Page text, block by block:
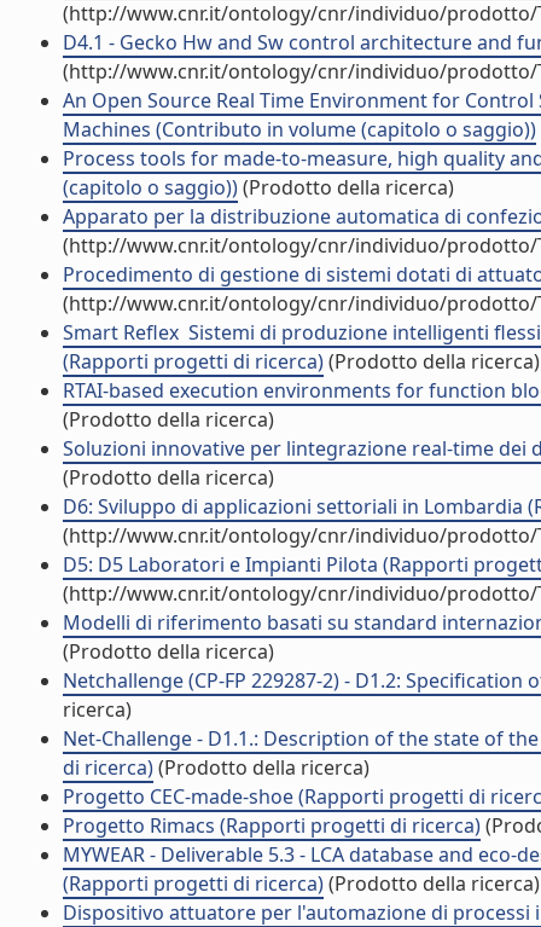
(http://www.cnr.it/ontology/cnr/individuo/prodotto/
D4.1 - Gecko Hw and Sw control architecture and
(http://www.cnr.it/ontology/cnr/individuo/prodotto/
An Open Source Real Time Environment for
Machines (Contributo in volume (capitolo o saggio))
Process tools for made-to-measure, high quality
(capitolo o saggio))(Prodotto della ricerca)
Apparato per la distribuzione automatica di
(http://www.cnr.it/ontology/cnr/individuo/prodotto/
Procedimento di gestione di sistemi dotati di
(http://www.cnr.it/ontology/cnr/individuo/prodotto/
Smart Reflex  Sistemi di produzione intelligenti
(Rapporti progetti di ricerca)(Prodotto della ricerca)
RTAI-based execution environments for function
(Prodotto della ricerca)
Soluzioni innovative per lintegrazione real-time
(Prodotto della ricerca)
D6: Sviluppo di applicazioni settoriali in Lombardia
(http://www.cnr.it/ontology/cnr/individuo/prodotto/
D5: D5 Laboratori e Impianti Pilota (Rapporti
(http://www.cnr.it/ontology/cnr/individuo/prodotto/
Modelli di riferimento basati su standard
(Prodotto della ricerca)
Netchallenge (CP-FP 229287-2) - D1.2:
ricerca)
Net-Challenge - D1.1.: Description of the state of
di ricerca)(Prodotto della ricerca)
Progetto CEC-made-shoe (Rapporti progetti di
Progetto Rimacs (Rapporti progetti di ricerca)
MYWEAR - Deliverable 5.3 - LCA database and
(Rapporti progetti di ricerca)(Prodotto della ricerca)
Dispositivo attuatore per l'automazione di processi